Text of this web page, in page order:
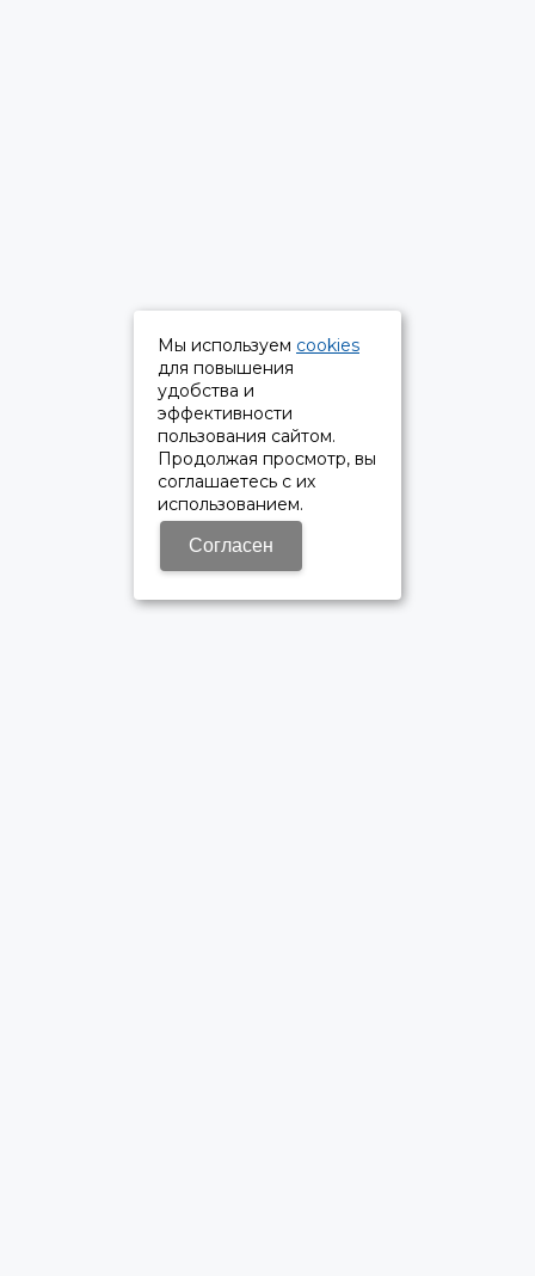
Мы используем cookies
для повышения
удобства и
эффективности
пользования сайтом.
Продолжая просмотр, вы
соглашаетесь с их
использованием.
Согласен